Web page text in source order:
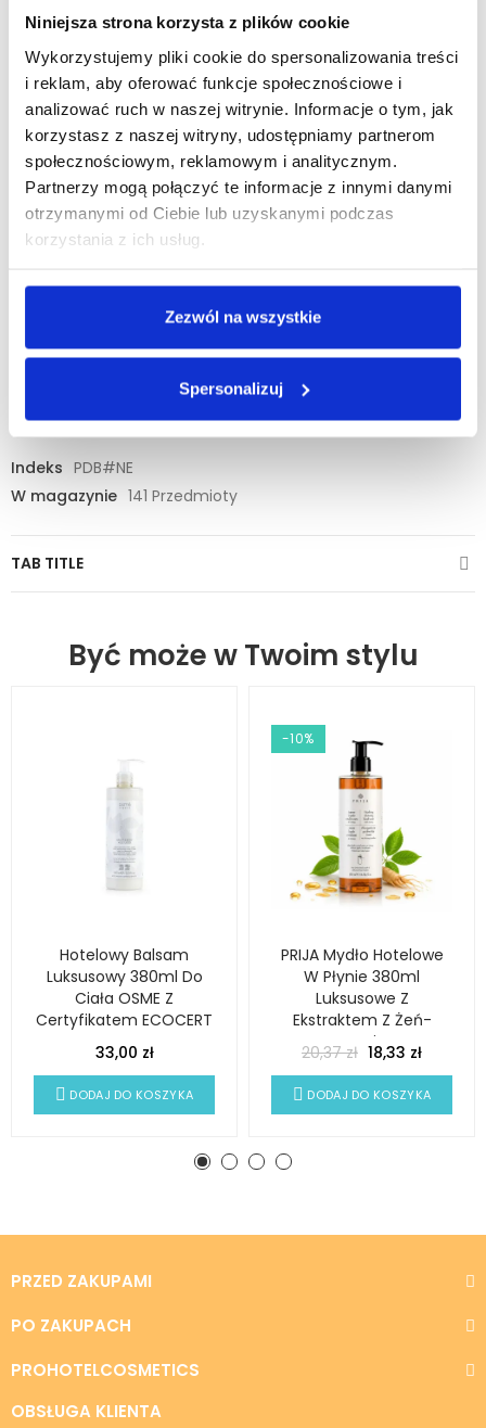
Niniejsza strona korzysta z plików cookie
Wykorzystujemy pliki cookie do spersonalizowania treści
i reklam, aby oferować funkcje społecznościowe i
analizować ruch w naszej witrynie. Informacje o tym, jak
korzystasz z naszej witryny, udostępniamy partnerom
społecznościowym, reklamowym i analitycznym.
Partnerzy mogą połączyć te informacje z innymi danymi
otrzymanymi od Ciebie lub uzyskanymi podczas
korzystania z ich usług.
Zezwól na wszystkie
Spersonalizuj
Zobacz inne z tej linii
Indeks PDB#NE
W magazynie 141 Przedmioty
TAB TITLE
Być może w Twoim stylu
Hotelowy Balsam
Luksusowy 380ml Do
Ciała OSME Z
Certyfikatem ECOCERT
33,00 zł
DODAJ DO KOSZYKA
-10%
PRIJA Mydło Hotelowe
W Płynie 380ml
Luksusowe Z
Ekstraktem Z Żeń-
Szenia
20,37 zł 18,33 zł
DODAJ DO KOSZYKA
PRZED ZAKUPAMI
PO ZAKUPACH
PROHOTELCOSMETICS
OBSŁUGA KLIENTA